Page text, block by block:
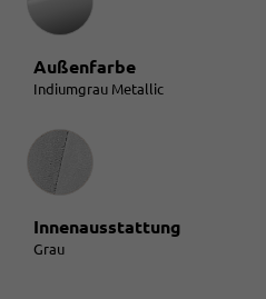
Außenfarbe
Indiumgrau Metallic
Innenausstattung
Innenausstattung
Grau